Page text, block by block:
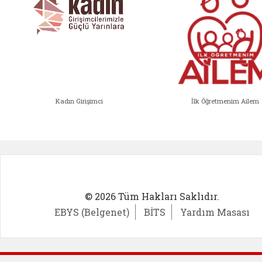
Kadın Girişimci İlk Öğretmenim Ailem
© 2026 Tüm Hakları Saklıdır.
EBYS (Belgenet)
BİTS Yardım Masası